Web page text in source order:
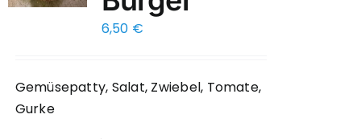
6,50 €
Gemüsepatty, Salat, Zwiebel, Tomate,
Gurke